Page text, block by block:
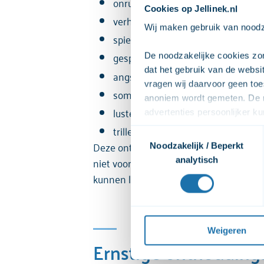
Cookies op Jellinek.nl
Wij maken gebruik van
De noodzakelijke cookies
dat het gebruik van de
vragen wij daarvoor geen
anoniem wordt gemeten.
advertenties persoonlijker
zodat we onze
video's. Wij vragen jouw
afspelen. Wij delen deze
bekijken. Je kunt je
privacyverklaring
Toestemmingsselectie
Noodzakelijk / Beperkt
analytisch
Weigeren
verhoogde bloeddruk
spierkramp
gespannen
angstige gevoelens
somberheid
lusteloosheid
trillende handen.
Deze ontwenningsverschijnselen
niet voor slecht slapen en gespannen
kunnen langer duren.
Ernstige